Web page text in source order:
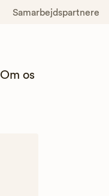
Samarbejdspartnere
Om os